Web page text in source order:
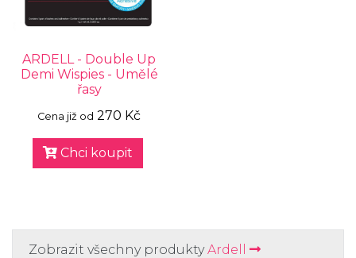
ARDELL - Double Up
Demi Wispies - Umělé
řasy
Cena již od 270 Kč
Chci koupit
Zobrazit všechny produktyArdell